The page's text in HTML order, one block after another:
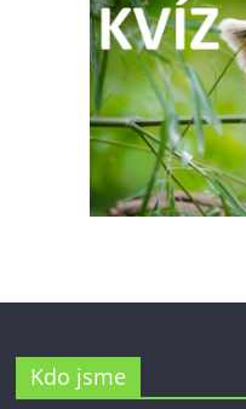
Kdo jsme